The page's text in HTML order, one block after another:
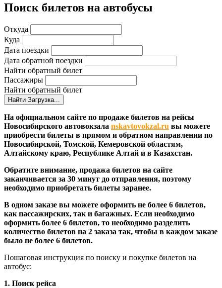
Поиск билетов на автобусы
Откуда
Куда
Дата поездки
Дата обратной поездки
Найти обратный билет
Пассажиры
Найти обратный билет
Найти Загрузка...
На официальном сайте по продаже билетов на рейсы
Новосибирского автовокзала nskavtovokzal.ru вы можете
приобрести билеты в прямом и обратном направлении по
Новосибирской, Томской, Кемеровской областям,
Алтайскому краю, Республике Алтай и в Казахстан.
Обратите внимание, продажа билетов на сайте
заканчивается за 30 минут до отправления, поэтому
необходимо приобретать билеты заранее.
В одном заказе вы можете оформить не более 6 билетов,
как пассажирских, так и багажных. Если необходимо
оформить более 6 билетов, то необходимо разделить
количество билетов на 2 заказа так, чтобы в каждом заказе
было не более 6 билетов.
Пошаговая инструкция по поиску и покупке билетов на
автобус:
1. Поиск рейса